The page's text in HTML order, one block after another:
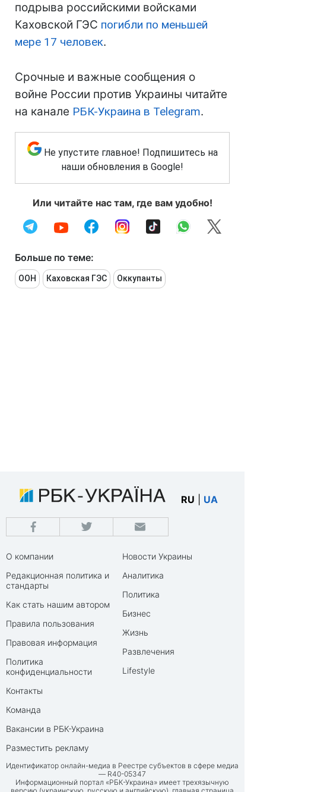
подрыва российскими войсками
Каховской ГЭС погибли по меньшей
мере 17 человек.
Срочные и важные сообщения о
войне России против Украины читайте
на канале РБК-Украина в Telegram.
Не упустите главное! Подпишитесь на
наши обновления в Google!
Или читайте нас там, где вам удобно!
Больше по теме:
ООН Каховская ГЭС Оккупанты
RU UA
О компании
Редакционная политика и
стандарты
Как стать нашим автором
Правила пользования
Правовая информация
Политика
конфиденциальности
Контакты
Команда
Вакансии в РБК-Украина
Разместить рекламу
Новости Украины
Аналитика
Политика
Бизнес
Жизнь
Развлечения
Lifestyle
Идентификатор онлайн-медиа в Реестре субъектов в сфере медиа
— R40-05347
Информационный портал «РБК-Украина» имеет трехязычную